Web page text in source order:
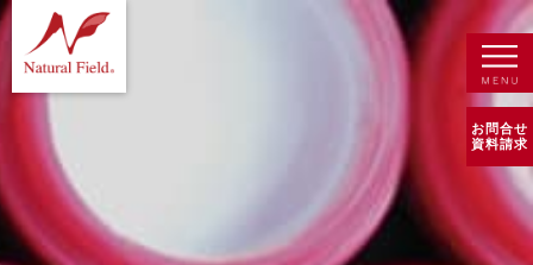
お問合せ
資料請求